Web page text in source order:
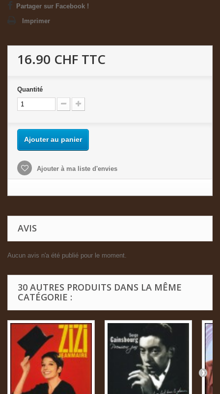
Partager sur Facebook !
Imprimer
16.90 CHF TTC
Quantité
Ajouter au panier
Ajouter à ma liste d'envies
AVIS
Aucun avis n'a été publié pour le moment.
30 AUTRES PRODUITS DANS LA MÊME
CATÉGORIE :